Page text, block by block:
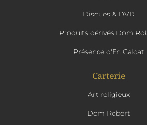
Disques & DVD
Produits dérivés Dom
Présence d'En Calcat
Carterie
Art religieux
Dom Robert